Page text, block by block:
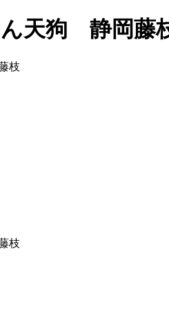
天狗 静岡藤
枝
枝